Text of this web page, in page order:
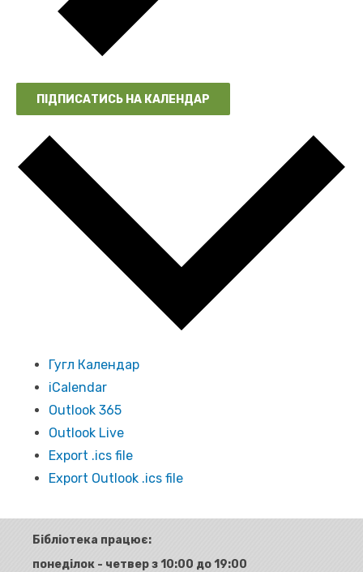
ПІДПИСАТИСЬ НА КАЛЕНДАР
Гугл Календар
iCalendar
Outlook 365
Outlook Live
Export .ics file
Export Outlook .ics file
Бібліотека працює:
понеділок - четвер з 10:00 до 19:00